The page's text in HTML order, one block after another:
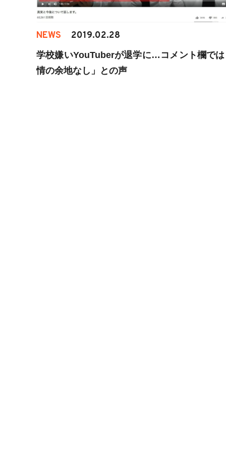
NEWS 2019.02.28
学校嫌いYouTuberが退学に…コメント欄で
情の余地なし」との声